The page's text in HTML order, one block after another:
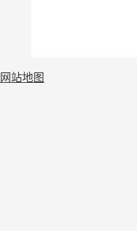
网站地图